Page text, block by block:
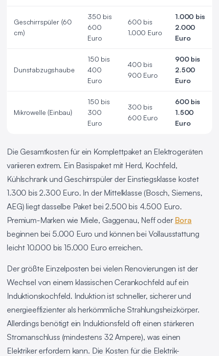
Geschirrspüler (60
cm)
350 bis
600
Euro
600 bis
1.000 Euro
1.000 bis
2.000
Euro
Dunstabzugshaube
150 bis
400
Euro
400 bis
900 Euro
900 bis
2.500
Euro
Mikrowelle (Einbau)
150 bis
300
Euro
300 bis
600 Euro
600 bis
1.500
Euro
Die Gesamtkosten für ein Komplettpaket an Elektrogeräten
variieren extrem. Ein Basispaket mit Herd, Kochfeld,
Kühlschrank und Geschirrspüler der Einstiegsklasse kostet
1.300 bis 2.300 Euro. In der Mittelklasse (Bosch, Siemens,
AEG) liegt dasselbe Paket bei 2.500 bis 4.500 Euro.
Premium-Marken wie Miele, Gaggenau, Neff oder Bora
beginnen bei 5.000 Euro und können bei Vollausstattung
leicht 10.000 bis 15.000 Euro erreichen.
Der größte Einzelposten bei vielen Renovierungen ist der
Wechsel von einem klassischen Cerankochfeld auf ein
Induktionskochfeld. Induktion ist schneller, sicherer und
energieeffizienter als herkömmliche Strahlungsheizkörper.
Allerdings benötigt ein Induktionsfeld oft einen stärkeren
Stromanschluss (mindestens 32 Ampere), was einen
Elektriker erfordern kann. Die Kosten für die Elektrik-